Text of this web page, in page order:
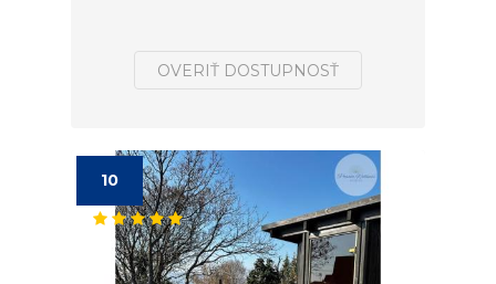
OVERIŤ DOSTUPNOSŤ
10